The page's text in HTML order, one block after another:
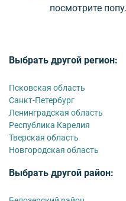
посмотрите
Выбрать другой регион:
Псковская область
Санкт-Петербург
Ленинградская область
Республика Карелия
Тверская область
Новгородская область
Выбрать другой район: